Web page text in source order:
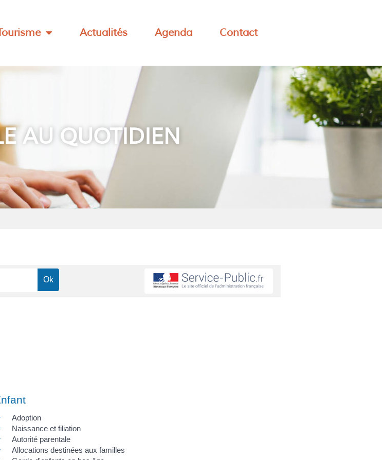
Actualités Agenda Contact
AU QUOTIDIEN
Adoption
Naissance et filiation
Autorité parentale
Allocations destinées aux familles